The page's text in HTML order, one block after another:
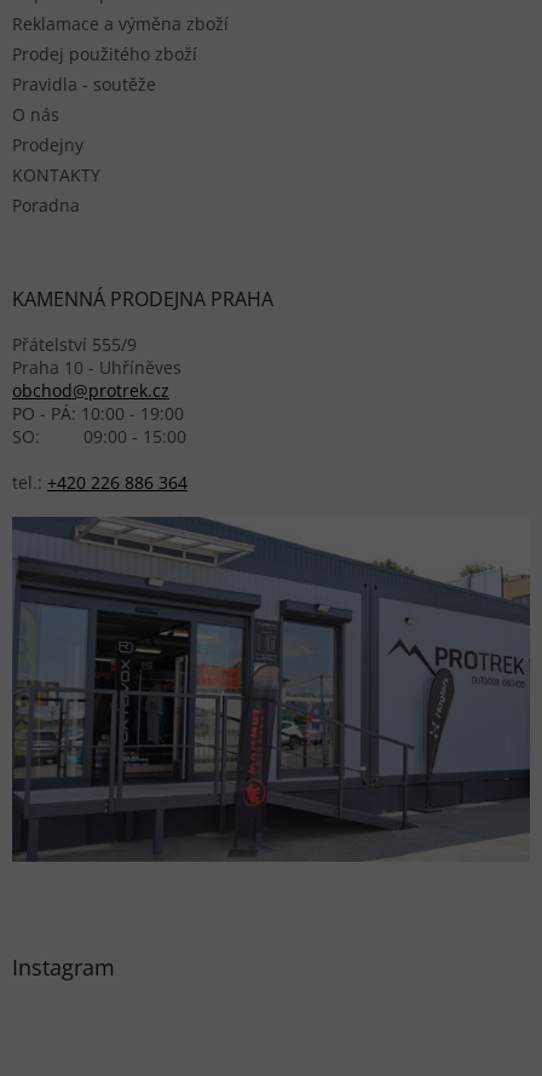
Reklamace a výměna zboží
Prodej použitého zboží
Pravidla - soutěže
O nás
Prodejny
KONTAKTY
Poradna
KAMENNÁ PRODEJNA PRAHA
Přátelství 555/9
Praha 10 - Uhříněves
obchod@protrek.cz
PO - PÁ: 10:00 - 19:00
SO: 09:00 - 15:00
tel.: +420 226 886 364
Instagram